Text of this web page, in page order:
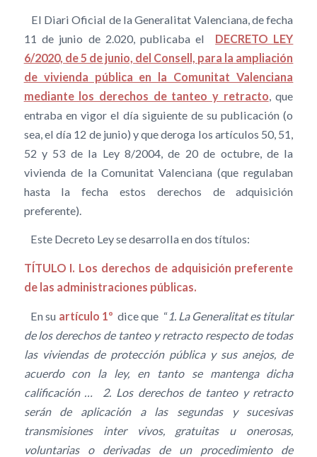
El Diari Oficial de la Generalitat Valenciana, de fecha
11 de junio de 2.020, publicaba el DECRETO LEY
6/2020, de 5 de junio, del Consell, para la ampliación
de vivienda pública en la Comunitat Valenciana
mediante los derechos de tanteo y retracto , que
entraba en vigor el día siguiente de su publicación (o
sea, el día 12 de junio) y que deroga los artículos 50, 51,
52 y 53 de la Ley 8/2004, de 20 de octubre, de la
vivienda de la Comunitat Valenciana (que regulaban
hasta la fecha estos derechos de adquisición
preferente).
Este Decreto Ley se desarrolla en dos títulos:
TÍTULO I. Los derechos de adquisición preferente
de las administraciones públicas.
En su artículo 1º dice que “1. La Generalitat es titular
de los derechos de tanteo y retracto respecto de todas
las viviendas de protección pública y sus anejos, de
acuerdo con la ley, en tanto se mantenga dicha
calificación … 2. Los derechos de tanteo y retracto
serán de aplicación a las segundas y sucesivas
transmisiones inter vivos, gratuitas u onerosas,
voluntarias o derivadas de un procedimiento de